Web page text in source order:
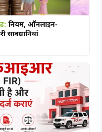
नियम, ऑनलाइन-
सावधानियां